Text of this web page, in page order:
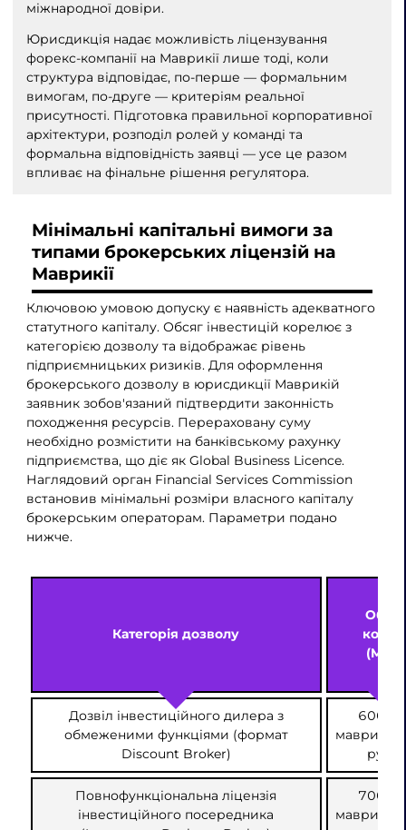
міжнародної довіри.
Юрисдикція надає можливість ліцензування
форекс-компанії на Маврикії лише тоді, коли
структура відповідає, по-перше — формальним
вимогам, по-друге — критеріям реальної
присутності. Підготовка правильної корпоративної
архітектури, розподіл ролей у команді та
формальна відповідність заявці — усе це разом
впливає на фінальне рішення регулятора.
Мінімальні капітальні вимоги за
типами брокерських ліцензій на
Маврикії
Ключовою умовою допуску є наявність адекватного
статутного капіталу. Обсяг інвестицій корелює з
категорією дозволу та відображає рівень
підприємницьких ризиків. Для оформлення
брокерського дозволу в юрисдикції Маврикій
заявник зобов'язаний підтвердити законність
походження ресурсів. Перераховану суму
необхідно розмістити на банківському рахунку
підприємства, що діє як Global Business Licence.
Наглядовий орган Financial Services Commission
встановив мінімальні розміри власного капіталу
брокерським операторам. Параметри подано
нижче.
Категорія дозволу
Обсяг
(MUR)
Дозвіл інвестиційного дилера з
обмеженими функціями (формат
Discount Broker)
600
рупій
Повнофункціональна ліцензія
інвестиційного посередника
700